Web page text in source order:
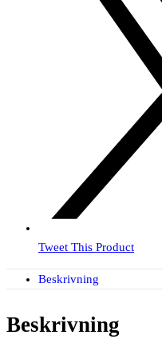
Tweet This Product
Beskrivning
Beskrivning